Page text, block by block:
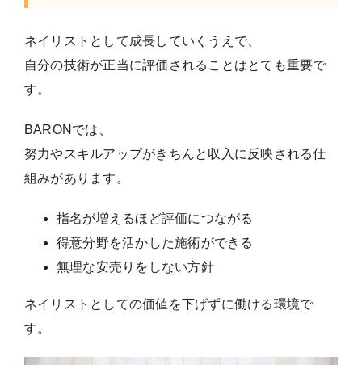
ネイリストとして成長していくうえで、
自分の技術が正当に評価されることはとても重要で
す。
BARONでは、
努力やスキルアップがきちんと収入に反映される仕
組みがあります。
指名が増えるほど評価につながる
得意分野を活かした施術ができる
無理な安売りをしない方針
ネイリストとしての価値を下げずに働ける環境で
す。